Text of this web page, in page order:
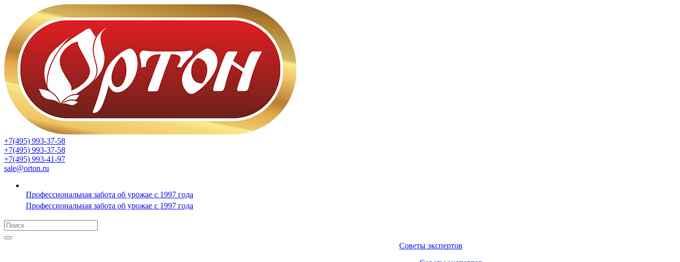
+7(495) 993-37-58
+7(495) 993-37-58
+7(495) 993-41-97
sale@orton.ru
Профессиональная забота об урожае с 1997 года
Профессиональная забота об урожае с 1997 года
Советы экспертов